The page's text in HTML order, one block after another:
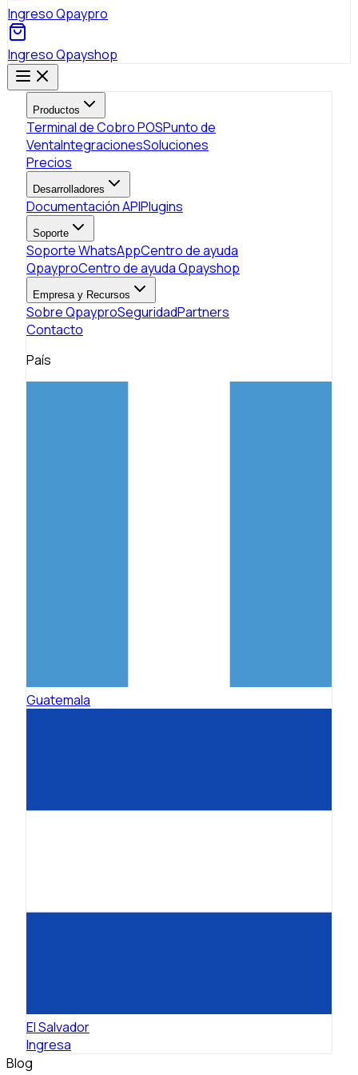
Ingreso Qpaypro
Ingreso Qpayshop
Productos
Terminal de Cobro POSPunto de
VentaIntegracionesSoluciones
Precios
Desarrolladores
Documentación APIPlugins
Soporte
Soporte WhatsAppCentro de ayuda
QpayproCentro de ayuda Qpayshop
Empresa y Recursos
Sobre QpayproSeguridadPartners
Contacto
País
Guatemala
El Salvador
Ingresa
Blog